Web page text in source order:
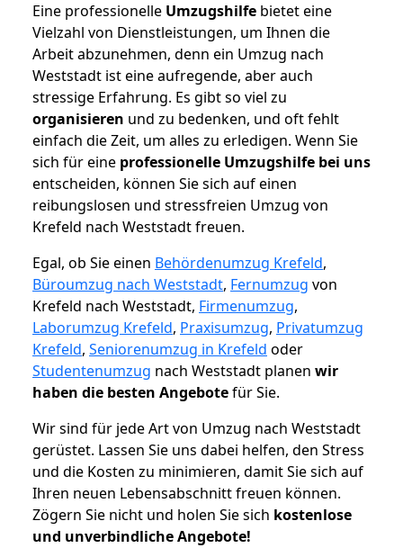
Eine professionelle Umzugshilfe bietet eine
Vielzahl von Dienstleistungen, um Ihnen die
Arbeit abzunehmen, denn ein Umzug nach
Weststadt ist eine aufregende, aber auch
stressige Erfahrung. Es gibt so viel zu
organisieren und zu bedenken, und oft fehlt
einfach die Zeit, um alles zu erledigen. Wenn Sie
sich für eine professionelle Umzugshilfe bei uns
entscheiden, können Sie sich auf einen
reibungslosen und stressfreien Umzug von
Krefeld nach Weststadt freuen.
Egal, ob Sie einen Behördenumzug Krefeld,
Büroumzug nach Weststadt, Fernumzug von
Krefeld nach Weststadt, Firmenumzug,
Laborumzug Krefeld, Praxisumzug, Privatumzug
Krefeld, Seniorenumzug in Krefeld oder
Studentenumzug nach Weststadt planen wir
haben die besten Angebotefür Sie.
Wir sind für jede Art von Umzug nach Weststadt
gerüstet. Lassen Sie uns dabei helfen, den Stress
und die Kosten zu minimieren, damit Sie sich auf
Ihren neuen Lebensabschnitt freuen können.
Zögern Sie nicht und holen Sie sich kostenlose
und unverbindliche Angebote!